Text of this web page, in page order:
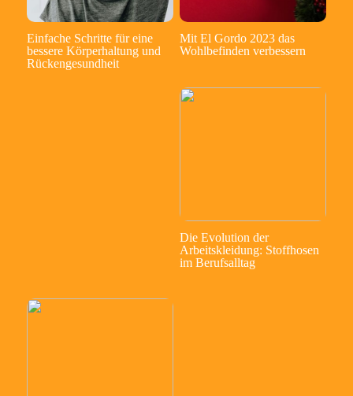
Einfache Schritte für eine
bessere Körperhaltung und
Rückengesundheit
Mit El Gordo 2023 das
Wohlbefinden verbessern
Die Evolution der
Arbeitskleidung: Stoffhosen
im Berufsalltag